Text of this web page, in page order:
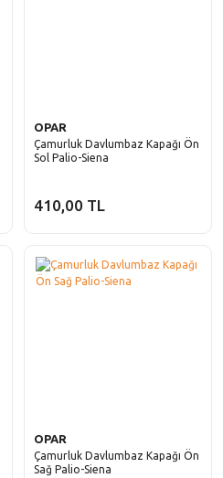
OPAR
Çamurluk Davlumbaz Kapağı Ön
Sol Palio-Siena
410,00 TL
OPAR
Çamurluk Davlumbaz Kapağı Ön
Sağ Palio-Siena